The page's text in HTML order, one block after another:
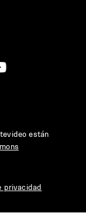
están
privacidad